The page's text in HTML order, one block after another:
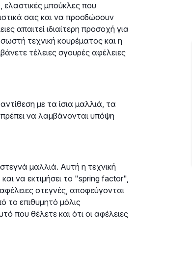
μπούκλες που
σας και να προσδώσουν
απαιτεί ιδιαίτερη προσοχή για
τεχνική κουρέματος και η
τέλειες σγουρές αφέλειες
με τα ίσια μαλλιά, τα
να λαμβάνονται υπόψη
μαλλιά. Αυτή η τεχνική
να εκτιμήσει το "spring factor",
στεγνές, αποφεύγονται
το επιθυμητό μόλις
που θέλετε και ότι οι αφέλειες